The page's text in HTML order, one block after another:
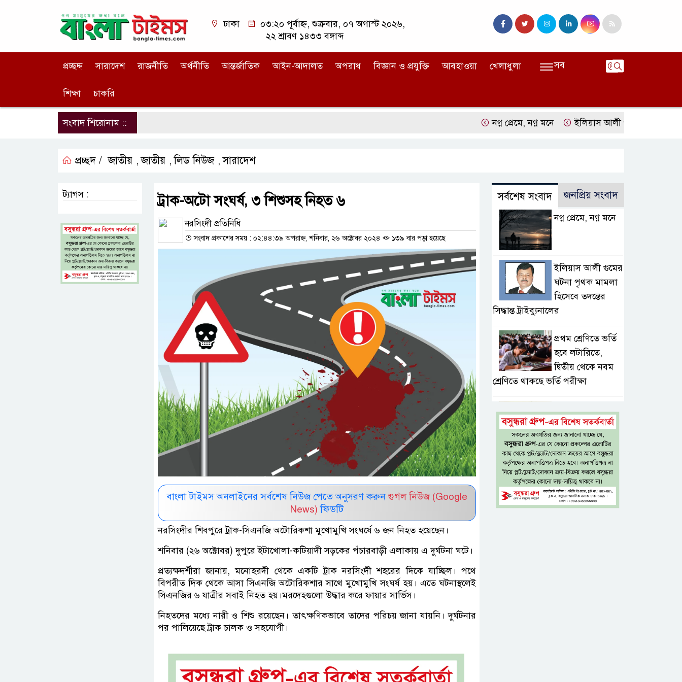
ঢাকা
০৩:২০ পূর্বাহ্ন, শুক্রবার, ০৭ অগাস্ট ২০২৬,
২২ শ্রাবণ ১৪৩৩ বঙ্গাব্দ
প্রচ্ছদ্দ সারাদেশ রাজনীতি অর্থনীতি আন্তর্জাতিক আইন-আদালত অপরাধ বিজ্ঞান ও প্রযুক্তি আবহাওয়া খেলাধুলা
শিক্ষা চাকরি
সব
সংবাদ শিরোনাম :: নগ্ন প্রেমে, নগ্ন মনে ইলিয়াস আলী গুমের ঘটনা পৃথক মামলা
প্রচ্ছদ / জাতীয় ,জাতীয় ,লিড নিউজ ,সারাদেশ
ট্রাক-অটো সংঘর্ষ, ৩ শিশুসহ নিহত ৬
নরসিংদী প্রতিনিধি
সংবাদ প্রকাশের সময় : ০২:৪৪:৩৯ অপরাহ্ন, শনিবার, ২৬ অক্টোবর ২০২৪ ১৩৯ বার পড়া হয়েছে
বাংলা টাইমস অনলাইনের সর্বশেষ নিউজ পেতে অনুসরণ করুন গুগল নিউজ (Google
News) ফিডটি
নরসিংদীর শিবপুরে ট্রাক-সিএনজি অটোরিকশা মুখোমুখি সংঘর্ষে ৬ জন নিহত হয়েছেন।
শনিবার (২৬ অক্টোবর) দুপুরে ইটাখোলা-কটিয়াদী সড়কের পঁচারবাড়ী এলাকায় এ দুর্ঘটনা ঘটে।
প্রত্যক্ষদর্শীরা জানায়, মনোহরদী থেকে একটি ট্রাক নরসিংদী শহরের দিকে যাচ্ছিল। পথে
বিপরীত দিক থেকে আসা সিএনজি অটোরিকশার সাথে মুখোমুখি সংঘর্ষ হয়। এতে ঘটনাস্থলেই
সিএনজির ৬ যাত্রীর সবাই নিহত হয়।মরদেহগুলো উদ্ধার করে ফায়ার সার্ভিস।
নিহতদের মধ্যে নারী ও শিশু রয়েছেন। তাৎক্ষণিকভাবে তাদের পরিচয় জানা যায়নি। দুর্ঘটনার
পর পালিয়েছে ট্রাক চালক ও সহযোগী।
ট্যাগস : সর্বশেষ সংবাদ জনপ্রিয় সংবাদ
নগ্ন প্রেমে, নগ্ন মনে
ইলিয়াস আলী গুমের
ঘটনা পৃথক মামলা
হিসেবে তদন্তের
সিদ্ধান্ত ট্রাইব্যুনালের
প্রথম শ্রেণিতে ভর্তি
হবে লটারিতে,
দ্বিতীয় থেকে নবম
শ্রেণিতে থাকছে ভর্তি পরীক্ষা
বৃদ্ধি প্রত্যাখ্যান,
নতুন মজুরি বোর্ড
গঠনের দাবি চা শ্রমিক ইউনিয়নের
টাঙ্গাইল জেলা
পরিষদের উদ্যোগে
২৩ লাখ টাকার